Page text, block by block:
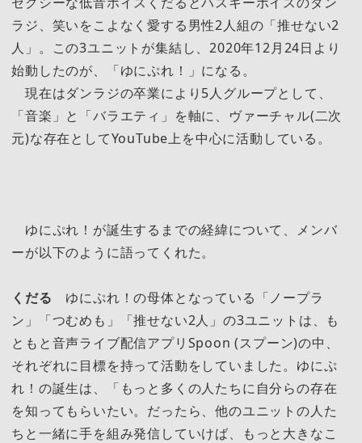
ラジ、笑いをこよなく愛する男性2人組の「推せない2
人」。この3ユニットが集結し、2020年12月24日より
始動したのが、「ゆにぷれ！」になる。
現在はダンラジの卒業により5人グループとして、
「音楽」と「バラエティ」を軸に、ヴァーチャル(二次
元)な存在としてYouTube上を中心に活動している。
ゆにぷれ！が誕生するまでの経緯について、メンバ
ーが以下のように語ってくれた。
くだる ゆにぷれ！の母体となっている「ノープラ
ン」「つむめも」「推せない2人」の3ユニットは、も
ともと音声ライブ配信アプリSpoon (スプーン)の中、
それぞれに目標を持って活動をしていました。ゆにぷ
れ！の誕生は、「もっと多くの人たちに自分らの存在
を知ってもらいたい。だったら、他のユニットの人た
ちと一緒に手を組み発信していけば、もっと大きなこ